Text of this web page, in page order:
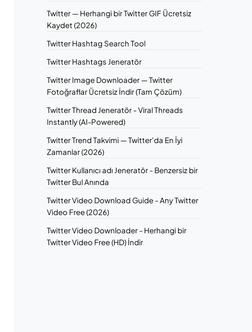
Twitter — Herhangi bir Twitter GIF Ücretsiz
Kaydet (2026)
Twitter Hashtag Search Tool
Twitter Hashtags Jeneratör
Twitter Image Downloader — Twitter
Fotoğraflar Ücretsiz İndir (Tam Çözüm)
Twitter Thread Jeneratör - Viral Threads
Instantly (AI-Powered)
Twitter Trend Takvimi — Twitter'da En İyi
Zamanlar (2026)
Twitter Kullanıcı adı Jeneratör - Benzersiz bir
Twitter Bul Anında
Twitter Video Download Guide - Any Twitter
Video Free (2026)
Twitter Video Downloader - Herhangi bir
Twitter Video Free (HD) İndir